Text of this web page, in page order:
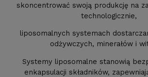
skoncentrować swoją produkcję na
technologicznie,
liposomalnych systemach
odżywczych, minerałów i
Systemy liposomalne stanowią
enkapsulacji składników,